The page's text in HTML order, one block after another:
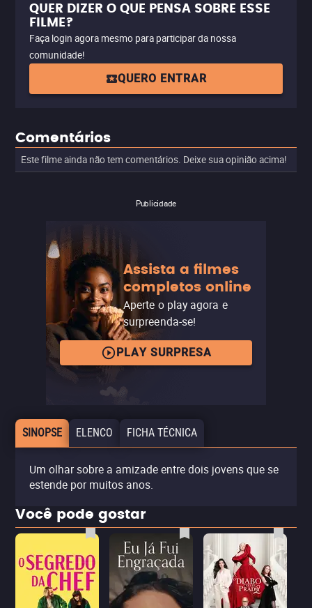
QUER DIZER O QUE PENSA SOBRE ESSE
FILME?
Faça login agora mesmo para participar da nossa
comunidade!
QUERO ENTRAR
Comentários
Este filme ainda não tem comentários. Deixe sua opinião acima!
Publicidade
Assista a filmes
completos online
Aperte o play agora e
surpreenda-se!
PLAY SURPRESA
SINOPSE ELENCO FICHA TÉCNICA
Um olhar sobre a amizade entre dois jovens que se
estende por muitos anos.
Você pode gostar